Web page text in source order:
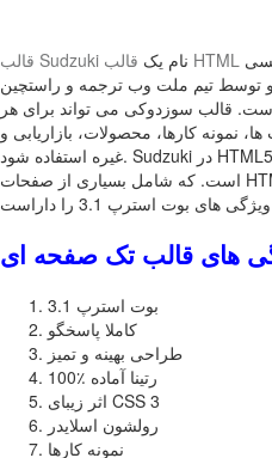
قالب Sudzuki نام یک
توسط تیم ملت وب ترجمه و راستچین
قالب سوزدوکی می تواند برای هر
کارها، محصولات، بازاریابی و
غیره استفاده شود. Sudzuki در HTML5 و CSS3 و jQuery کد گذاری شده
است. که شامل بسیاری از صفحات HTML با طرح پاسخگو انعطاف پذیر است
بوت استرپ 3.1
کاملا پاسخگو
طراحی بهینه و تمیز
100٪ رتینا آماده
اثر زیبای CSS 3
رولشون اسلایدر